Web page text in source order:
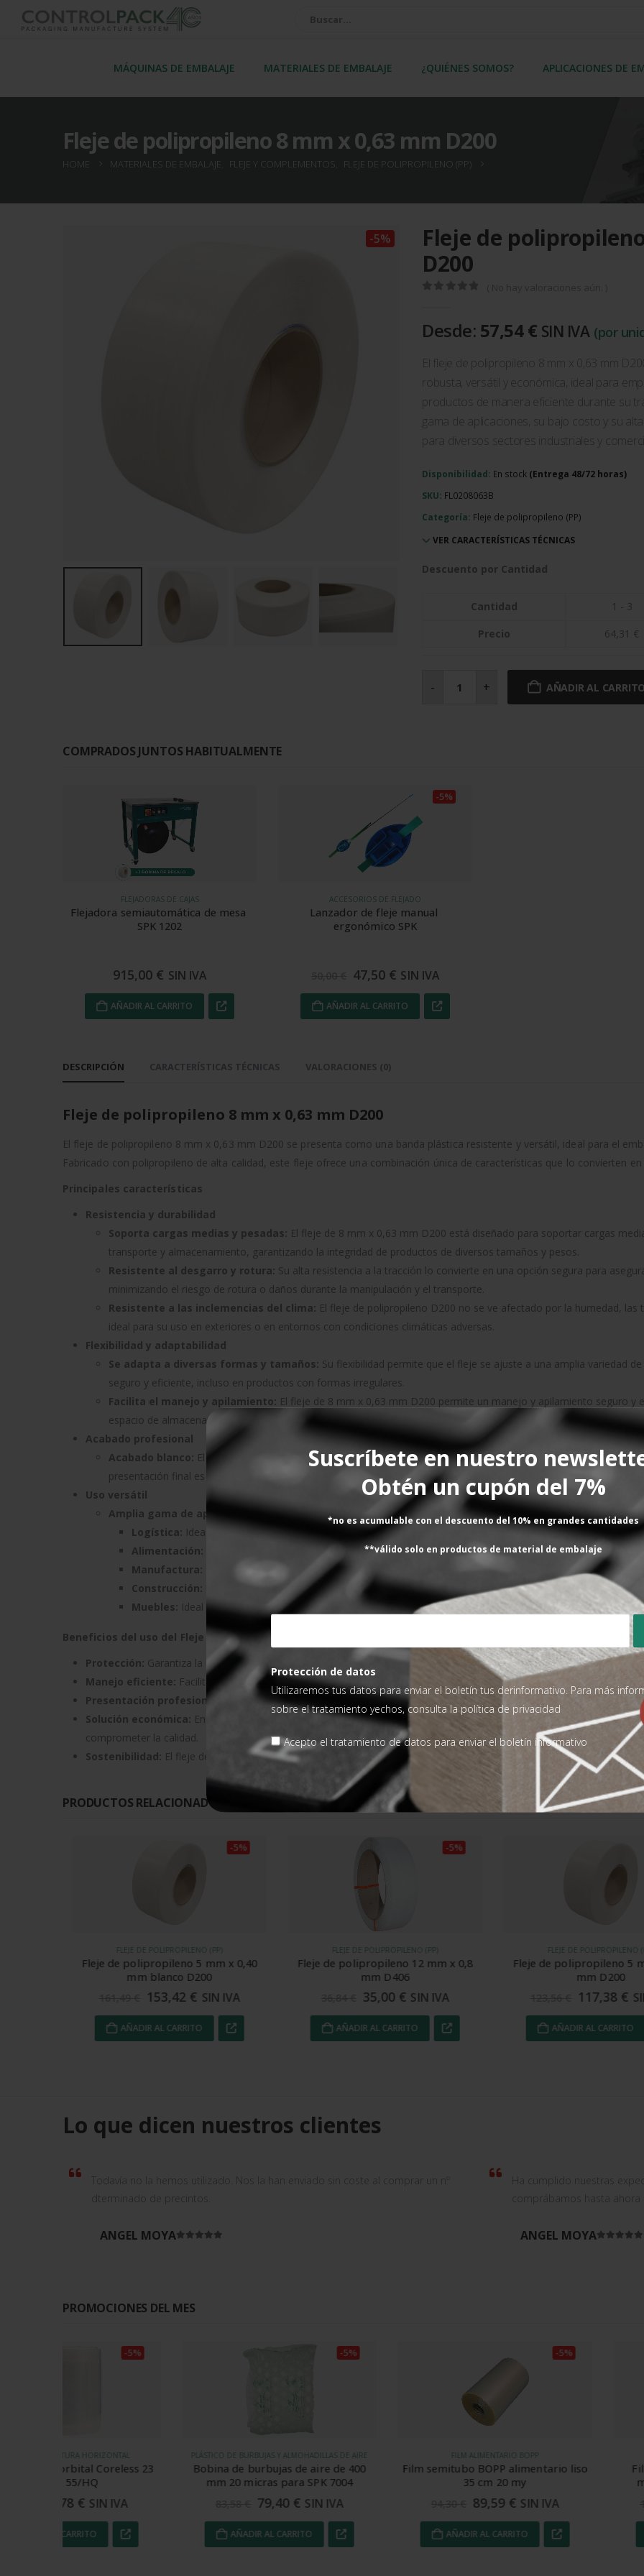
Suscríbete en nuestro
Obtén un cupón del 7%
*no es acumulable con el descuento del 10% en grandes cantidades
**válido solo en productos de material de embalaje
Protección de datos
Utilizaremos tus datos para enviar el boletín tus derinformativo. Para más
sobre el tratamiento yechos, consulta la política de privacidad
Acepto el tratamiento de datos para enviar el boletín informativo
MÁQUINAS DE EMBALAJE MATERIALES DE EMBALAJE ¿QUIÉNES SOMOS? APLICACIONES DE
Fleje de polipropileno 8 mm x 0,63 mm D200
HOME MATERIALES DE EMBALAJE FLEJE Y COMPLEMENTOS FLEJE DE POLIPROPILENO (PP)
-5%
Fleje de
D200
Desde: 57,54€ SIN IVA (por
El fleje de polipropileno 8 mm x 0,63 mm
robusta, versátil y económica, ideal para
productos de manera eficiente durante su
gama de aplicaciones, su bajo costo y su
para diversos sectores industriales y
Disponibilidad: En stock
SKU: FL0208063B
Categoría: Fleje de polipropileno (PP)
VER CARACTERÍSTICAS TÉCNICAS
Descuento por Cantidad
Cantidad
1 - 3
Precio
64,31 €
- polipropileno
+ AÑADIR AL
COMPRADOS JUNTOS HABITUALMENTE
FLEJADORAS DE CAJAS
Flejadora semiautomática de mesa
SPK 1202
915,00 € SIN IVA
AÑADIR AL CARRITO
ACCESORIOS DE FLEJADO
Lanzador de fleje manual
ergonómico SPK
El
precio
original
era:
47,50 € El
actual
es:
SIN IVA
-5%
AÑADIR AL CARRITO
DESCRIPCIÓN CARACTERÍSTICAS TÉCNICAS VALORACIONES (0)
Fleje de polipropileno 8 mm x 0,63 mm D200
El fleje de polipropileno 8 mm x 0,63 mm D200 se presenta como una banda plástica resistente y versátil, ideal para el
Fabricado con polipropileno de alta calidad, este fleje ofrece una combinación única de características que lo convierten
Principales características
Resistencia y durabilidad
Soporta cargas medias y pesadas: El fleje de 8 mm x 0,63 mm D200 está diseñado para soportar cargas
transporte y almacenamiento, garantizando la integridad de productos de diversos tamaños y pesos.
Resistente al desgarro y rotura: Su alta resistencia a la tracción lo convierte en una opción segura para
minimizando el riesgo de rotura o daños durante la manipulación y el transporte.
Resistente a las inclemencias del clima: El fleje de polipropileno D200 no se ve afectado por la humedad,
ideal para su uso en exteriores o en entornos con condiciones climáticas adversas.
Flexibilidad y adaptabilidad
Se adapta a diversas formas y tamaños: Su flexibilidad permite que el fleje se ajuste a una amplia variedad
seguro y eficiente, incluso en productos con formas irregulares.
Facilita el manejo y apilamiento: El fleje de 8 mm x 0,63 mm D200 permite un manejo y apilamiento seguro
espacio de almacenamiento y reduciendo el riesgo de accidentes laborales.
Acabado profesional
Acabado blanco: El fleje presenta un acabado blanco limpio y profesional que aporta una estética atractiva a
presentación final es importante.
Uso versátil
Amplia gama de aplicaciones:
El fleje de polipropileno 8 mm x 0,63 mm D200 encuentra un amplio abanico
Logística: Ideal para el flejado de cajas, paquetes y palets en almacenes, centros de distribución y durante
Alimentación: Perfecto para asegurar cajas de productos alimenticios, botellas, latas y otros productos
Manufactura: Se utiliza habitualmente en el flejado de componentes, piezas y productos terminados en la
Construcción: Útil para el flejado de materiales de construcción, como vigas, tubos y paneles.
Muebles: Ideal para asegurar muebles durante el transporte y almacenamiento.
Beneficios del uso del Fleje de polipropileno 8 mm x 0,63 mm D200
Protección: Garantiza la integridad de los productos durante el transporte y almacenamiento, minimizando el riesgo
Manejo eficiente: Facilita el manejo y apilamiento de los paquetes, optimizando el espacio de almacenamiento y
Presentación profesional:
Aporta una apariencia limpia y profesional a los productos embalados, mejorando su
Solución económica: En comparación con otras alternativas de embalaje, el fleje de polipropileno ofrece una
comprometer la calidad.
Sostenibilidad: El fleje de polipropileno es un material reciclable, lo que contribuye a la protección del medio ambiente.
PRODUCTOS RELACIONADOS CON ESTE PRODUCTO
FLEJE DE POLIPROPILENO (PP)
Fleje de polipropileno 5 mm x 0,40
mm blanco D200
153,42€ SIN IVA
-5%
AÑADIR AL CARRITO
FLEJE DE POLIPROPILENO (PP)
Fleje de polipropileno 12 mm x 0,8
mm D406
35,00€ SIN IVA
-5%
AÑADIR AL CARRITO
FLEJE DE POLIPROPILENO (PP)
Fleje de polipropileno 5
mm D200
117,38€ SIN
AÑADIR AL CARRITO
Lo que dicen nuestros clientes
Todavía no la hemos utilizado. Nos la han enviado sin coste al comprar un nº
dterminado de precintos.
ANGEL MOYA
Ha cumplido nuestras
comprábamos hasta
ANGEL MOYA
PROMOCIONES DEL MES
PLÁSTICO DE BURBUJAS Y ALMOHADILLAS DE AIRE
Bobina de burbujas de aire de 400
mm 20 micras para SPK 7004
83,58€
AÑADIR AL CARRITO
FILM ALIMENTARIO BOPP
Film semitubo BOPP alimentario liso
35 cm 20 my
94,30€
AÑADIR AL CARRITO
FILM RETRÁCTIL ALIMENTARIO
Film semitubo POF
microperforado 60 cm
134,75€
AÑADIR AL CARRITO